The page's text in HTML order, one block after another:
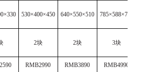
530×400×450 640×550×510 785×588×715
2块 2块 3块
590
RMB2990
RMB3890
RMB4990